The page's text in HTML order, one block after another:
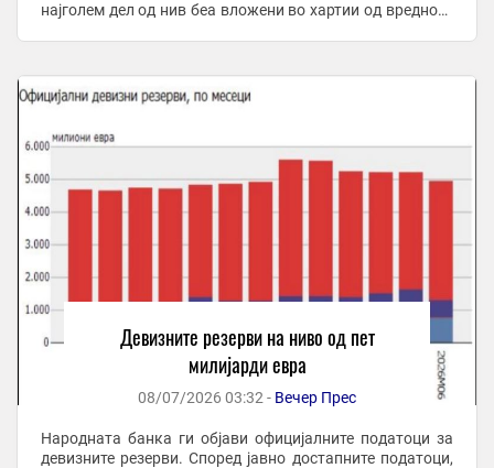
најголем дел од нив беа вложени во хартии од вредност
Девизните резерви на ниво од пет
милијарди евра
08/07/2026 03:32 - Вечер Прес
Народната банка ги објави официјалните податоци за
девизните резерви. Според јавно достапните податоци,